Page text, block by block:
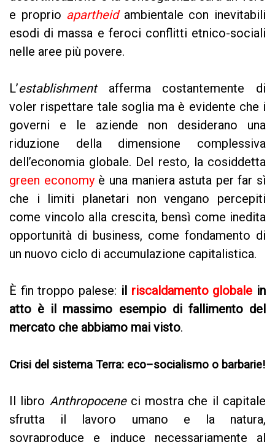
e proprio apartheidambientale con inevitabili
esodi di massa e feroci conflitti etnico-sociali
nelle aree più povere.
L’establishmentafferma costantemente di
voler rispettare tale soglia ma è evidente che i
governi e le aziende non desiderano una
riduzione della dimensione complessiva
dell’economia globale. Del resto, la cosiddetta
green economyè una maniera astuta per far sì
che i limiti planetari non vengano percepiti
come vincolo alla crescita, bensì come inedita
opportunità di business, come fondamento di
un nuovo ciclo di accumulazione capitalistica.
È fin troppo palese: il riscaldamento globale in
atto è il massimo esempio di fallimento del
mercato che abbiamo mai visto.
Crisi del sistema Terra: eco–socialismo o barbarie!
Il libro Anthropoceneci mostra che il capitale
sfrutta il lavoro umano e la natura,
sovraproduce e induce necessariamente al